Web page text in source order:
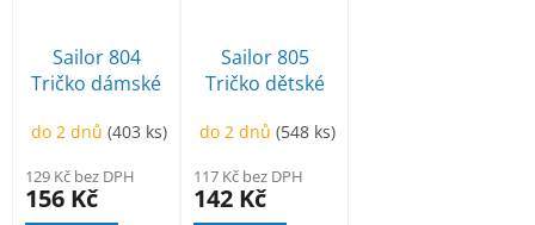
Sailor 804
Tričko dámské
do 2 dnů(403 ks)
129 Kč bez DPH
156 Kč
Sailor 805
Tričko dětské
do 2 dnů(548 ks)
117 Kč bez DPH
142 Kč